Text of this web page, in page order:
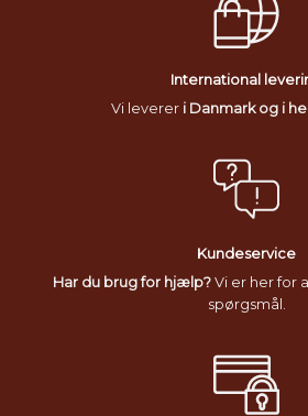
International
Vi leverer i Danmark og i
Kundeservice
Har du brug for hjælp? Vi er her for
spørgsmål.